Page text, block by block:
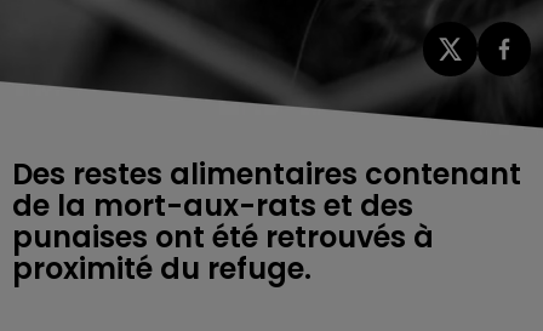
Des restes alimentaires contenant
de la mort-aux-rats et des
punaises ont été retrouvés à
proximité du refuge.